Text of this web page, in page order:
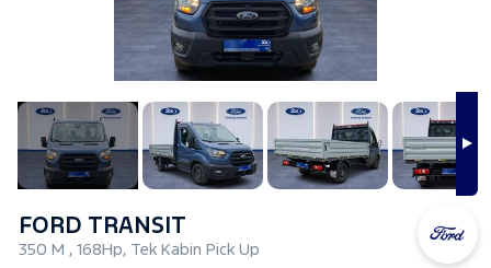
FORD TRANSIT
350 M , 168Hp, Tek Kabin Pick Up